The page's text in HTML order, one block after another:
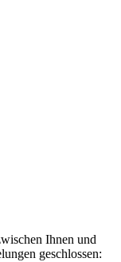
Ihnen und
geschlossen: